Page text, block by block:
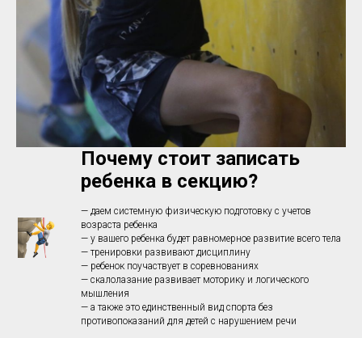
Почему стоит записать
ребенка в секцию?
— даем системную физическую подготовку с учетов
возраста ребенка
— у вашего ребенка будет равномерное развитие всего тела
— тренировки развивают дисциплину
— ребенок поучаствует в соревнованиях
— скалолазание развивает моторику и логического
мышления
— а также это единственный вид спорта без
противопоказаний для детей с нарушением речи